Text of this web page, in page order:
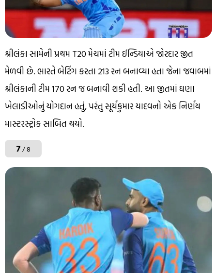
શ્રીલંકા સામેની પ્રથમ T20 મેચમાં ટીમ ઈન્ડિયાએ જોરદાર જીત
મેળવી છે. ભારતે બેટિંગ કરતા 213 રન બનાવ્યા હતા જેના જવાબમાં
શ્રીલંકાની ટીમ 170 રન જ બનાવી શકી હતી. આ જીતમાં ઘણા
ખેલાડીઓનું યોગદાન હતું, પરંતુ સૂર્યકુમાર યાદવનો એક નિર્ણય
માસ્ટરસ્ટ્રોક સાબિત થયો.
7/ 8